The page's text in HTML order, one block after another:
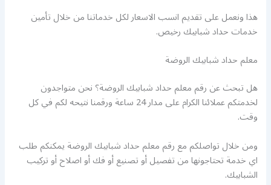
هذا ونعمل على تقديم انسب الاسعار لكل خدماتنا من خلال تأمين
خدمات حداد شبابيك رخيص.
معلم حداد شبابيك الروضة
هل تبحث عن رقم معلم حداد شبابيك الروضة؟ نحن متواجدون
لخدمتكم عملائنا الكرام على مدار 24 ساعة ورقمنا نتيحه لكم في كل
وقت.
ومن خلال تواصلكم مع رقم معلم حداد شبابيك الروضة يمكنكم طلب
اي خدمة تحتاجونها من تفصيل أو تصنيع أو فك أو اصلاح أو تركيب
الشبابيك.